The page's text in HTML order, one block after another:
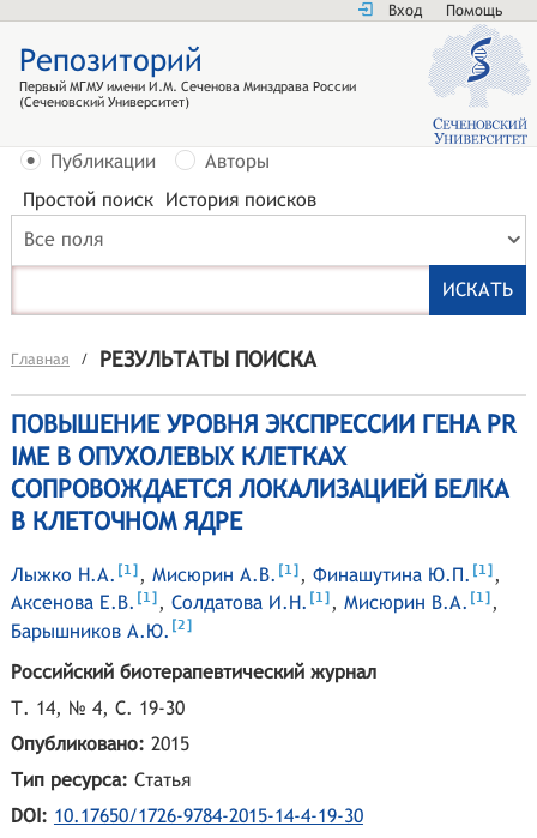
Вход Помощь
Репозиторий
Первый МГМУ имени И.М. Сеченова Минздрава России
(Сеченовский Университет)
Публикации
Авторы
Простой поиск История поисков
Все поля
Главная / РЕЗУЛЬТАТЫ ПОИСКА
ПОВЫШЕНИЕ УРОВНЯ ЭКСПРЕССИИ ГЕНА PR
IME В ОПУХОЛЕВЫХ КЛЕТКАХ
СОПРОВОЖДАЕТСЯ ЛОКАЛИЗАЦИЕЙ БЕЛКА
В КЛЕТОЧНОМ ЯДРЕ
Лыжко Н.А. [1] , Мисюрин А.В. [1] , Финашутина Ю.П. [1] ,
Аксенова Е.В. [1] , Солдатова И.Н. [1] , Мисюрин В.А. [1] ,
Барышников А.Ю. [2]
Российский биотерапевтический журнал
Т. 14, № 4, С. 19-30
Опубликовано: 2015
Тип ресурса: Статья
DOI: 10.17650/1726-9784-2015-14-4-19-30